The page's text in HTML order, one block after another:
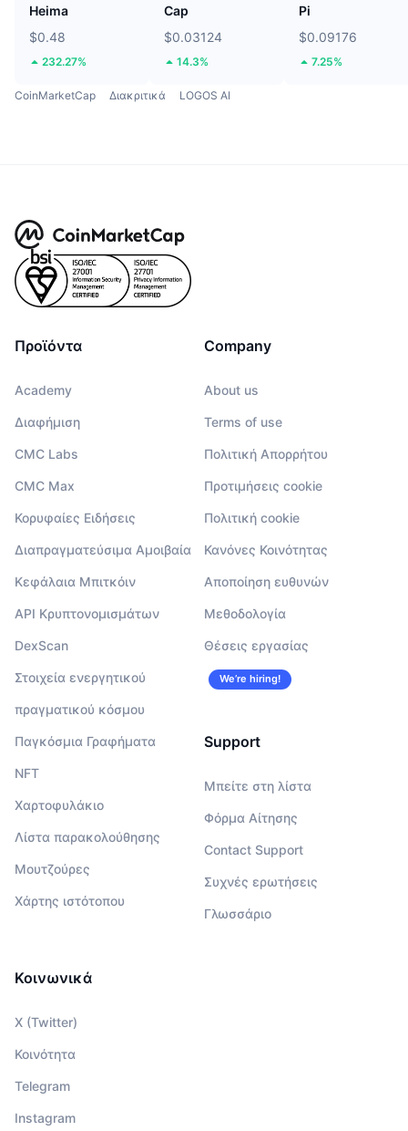
Heima
$0.48
232.27%
Cap
$0.03124
14.3%
Pi
$0.09176
7.25%
CoinMarketCap Διακριτικά LOGOS AI
Προϊόντα
Academy
Διαφήμιση
CMC Labs
CMC Max
Κορυφαίες Ειδήσεις
Διαπραγματεύσιμα Αμοιβαία
Κεφάλαια Μπιτκόιν
API Κρυπτονομισμάτων
DexScan
Στοιχεία ενεργητικού
πραγματικού κόσμου
Παγκόσμια Γραφήματα
NFT
Χαρτοφυλάκιο
Λίστα παρακολούθησης
Μουτζούρες
Χάρτης ιστότοπου
Company
About us
Terms of use
Πολιτική Απορρήτου
Προτιμήσεις cookie
Πολιτική cookie
Κανόνες Κοινότητας
Αποποίηση ευθυνών
Μεθοδολογία
Θέσεις εργασίας
We’re hiring!
Support
Μπείτε στη λίστα
Φόρμα Αίτησης
Contact Support
Συχνές ερωτήσεις
Γλωσσάριο
Κοινωνικά
X (Twitter)
Κοινότητα
Telegram
Instagram